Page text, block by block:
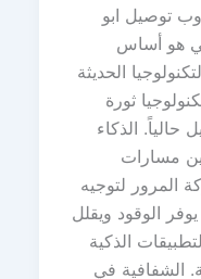
توصيل ابو
هو أساس
الحديثة
ثورة
الذكاء
مسارات
المرور لتوجيه
الوقود ويقلل
الذكية
الشفافية في